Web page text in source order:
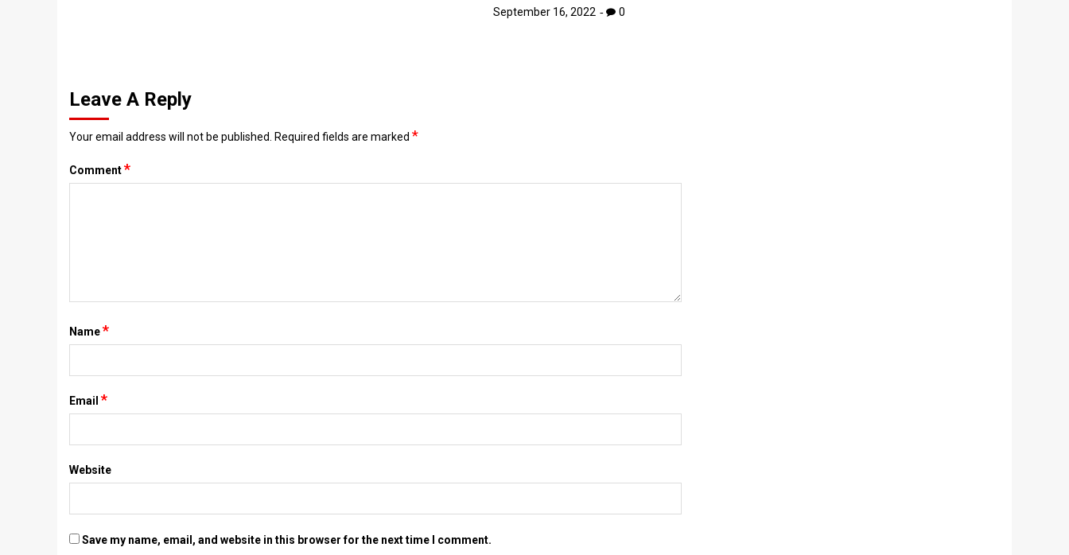
September 16, 2022 0
Leave A Reply
Your email address will not be published. Required fields are marked *
Comment*
Name*
Email *
Website
Save my name, email, and website in this browser for the next time I comment.